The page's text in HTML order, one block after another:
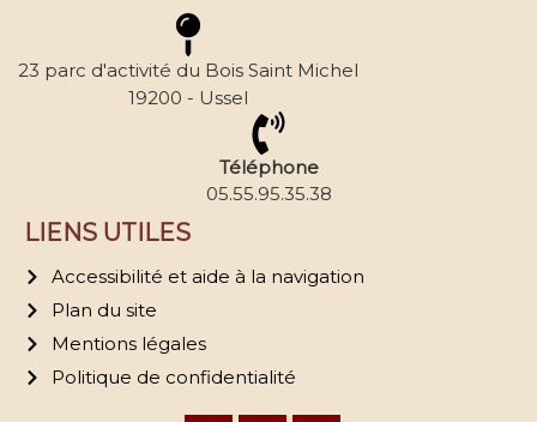
23 parc d'activité du Bois Saint Michel
19200 - Ussel
Téléphone
05.55.95.35.38
LIENS UTILES
Accessibilité et aide à la navigation
Plan du site
Mentions légales
Politique de confidentialité